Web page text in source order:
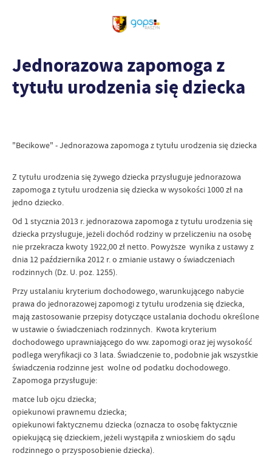
Jednorazowa zapomoga z
tytułu urodzenia się dziecka
"Becikowe" - Jednorazowa zapomoga z tytułu urodzenia się dziecka
Z tytułu urodzenia się żywego dziecka przysługuje jednorazowa
zapomoga z tytułu urodzenia się dziecka w wysokości 1000 zł na
jedno dziecko.
Od 1 stycznia 2013 r. jednorazowa zapomoga z tytułu urodzenia się
dziecka przysługuje, jeżeli dochód rodziny w przeliczeniu na osobę
nie przekracza kwoty 1922,00 zł netto. Powyższe wynika z ustawy z
dnia 12 października 2012 r. o zmianie ustawy o świadczeniach
rodzinnych (Dz. U. poz. 1255).
Przy ustalaniu kryterium dochodowego, warunkującego nabycie
prawa do jednorazowej zapomogi z tytułu urodzenia się dziecka,
mają zastosowanie przepisy dotyczące ustalania dochodu określone
w ustawie o świadczeniach rodzinnych. Kwota kryterium
dochodowego uprawniającego do ww. zapomogi oraz jej wysokość
podlega weryfikacji co 3 lata. Świadczenie to, podobnie jak wszystkie
świadczenia rodzinne jest wolne od podatku dochodowego.
Zapomoga przysługuje:
matce lub ojcu dziecka;
opiekunowi prawnemu dziecka;
opiekunowi faktycznemu dziecka (oznacza to osobę faktycznie
opiekującą się dzieckiem, jeżeli wystąpiła z wnioskiem do sądu
rodzinnego o przysposobienie dziecka).